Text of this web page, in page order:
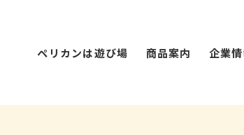
ペリカンは遊び場 商品案内 企業